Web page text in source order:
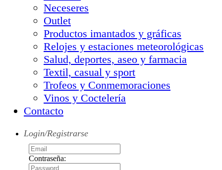
Neceseres
Outlet
Productos imantados y gráficas
Relojes y estaciones meteorológicas
Salud, deportes, aseo y farmacia
Textil, casual y sport
Trofeos y Conmemoraciones
Vinos y Coctelería
Contacto
Login/Registrarse
Contraseña: